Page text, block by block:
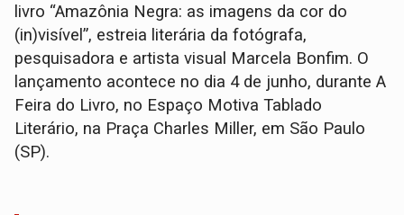
livro “Amazônia Negra: as imagens da cor do
(in)visível”, estreia literária da fotógrafa,
pesquisadora e artista visual Marcela Bonfim. O
lançamento acontece no dia 4 de junho, durante A
Feira do Livro, no Espaço Motiva Tablado
Literário, na Praça Charles Miller, em São Paulo
(SP).